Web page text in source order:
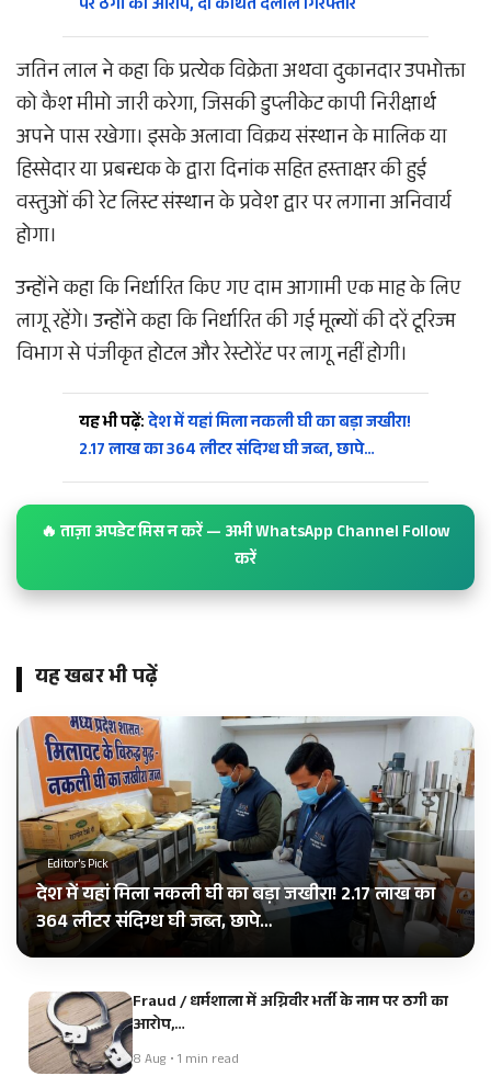
पर ठगी का आरोप, दो कथित दलाल गिरफ्तार
जतिन लाल ने कहा कि प्रत्येक विक्रेता अथवा दुकानदार उपभोक्ता
को कैश मीमो जारी करेगा, जिसकी डुप्लीकेट कापी निरीक्षार्थ
अपने पास रखेगा। इसके अलावा विक्रय संस्थान के मालिक या
हिस्सेदार या प्रबन्धक के द्वारा दिनांक सहित हस्ताक्षर की हुई
वस्तुओं की रेट लिस्ट संस्थान के प्रवेश द्वार पर लगाना अनिवार्य
होगा।
उन्होंने कहा कि निर्धारित किए गए दाम आगामी एक माह के लिए
लागू रहेंगे। उन्होंने कहा कि निर्धारित की गई मूल्यों की दरें टूरिज्म
विभाग से पंजीकृत होटल और रेस्टोरेंट पर लागू नहीं होगी।
यह भी पढ़ें:देश में यहां मिला नकली घी का बड़ा जखीरा!
2.17 लाख का 364 लीटर संदिग्ध घी जब्त, छापे…
🔥 ताज़ा अपडेट मिस न करें — अभी WhatsApp Channel Follow
करें
यह खबर भी पढ़ें
Editor's Pick
देश में यहां मिला नकली घी का बड़ा जखीरा! 2.17 लाख का
364 लीटर संदिग्ध घी जब्त, छापे…
Fraud / धर्मशाला में अग्निवीर भर्ती के नाम पर ठगी का
आरोप,…
8 Aug • 1 min read